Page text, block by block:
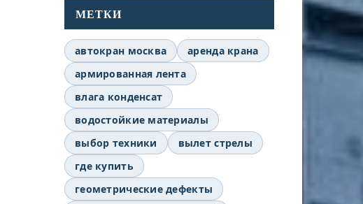
МЕТКИ
автокран москва
аренда крана
армированная лента
влага конденсат
водостойкие материалы
выбор техники
вылет стрелы
где купить
геометрические дефекты